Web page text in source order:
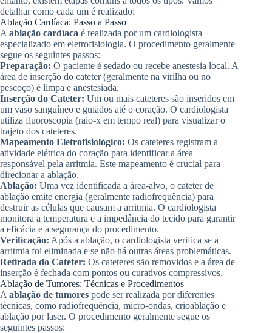
detalhar como cada um é realizado:
Ablação Cardíaca: Passo a Passo
A ablação cardíaca é realizada por um cardiologista
especializado em eletrofisiologia. O procedimento geralmente
segue os seguintes passos:
Preparação: O paciente é sedado ou recebe anestesia local. A
área de inserção do cateter (geralmente na virilha ou no
pescoço) é limpa e anestesiada.
Inserção do Cateter: Um ou mais cateteres são inseridos em
um vaso sanguíneo e guiados até o coração. O cardiologista
utiliza fluoroscopia (raio-x em tempo real) para visualizar o
trajeto dos cateteres.
Mapeamento Eletrofisiológico: Os cateteres registram a
atividade elétrica do coração para identificar a área
responsável pela arritmia. Este mapeamento é crucial para
direcionar a ablação.
Ablação: Uma vez identificada a área-alvo, o cateter de
ablação emite energia (geralmente radiofrequência) para
destruir as células que causam a arritmia. O cardiologista
monitora a temperatura e a impedância do tecido para garantir
a eficácia e a segurança do procedimento.
Verificação: Após a ablação, o cardiologista verifica se a
arritmia foi eliminada e se não há outras áreas problemáticas.
Retirada do Cateter: Os cateteres são removidos e a área de
inserção é fechada com pontos ou curativos compressivos.
Ablação de Tumores: Técnicas e Procedimentos
A ablação de tumores pode ser realizada por diferentes
técnicas, como radiofrequência, micro-ondas, crioablação e
ablação por laser. O procedimento geralmente segue os
seguintes passos: